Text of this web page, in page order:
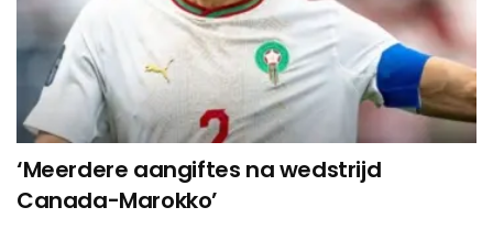
‘Meerdere aangiftes na wedstrijd
Canada-Marokko’